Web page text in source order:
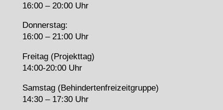
16:00 – 20:00 Uhr
Donnerstag:
16:00 – 21:00 Uhr
Freitag (Projekttag)
14:00-20:00 Uhr
Samstag (Behindertenfreizeitgruppe)
14:30 – 17:30 Uhr